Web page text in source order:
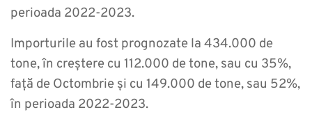
perioada 2022-2023.
Importurile au fost prognozate la 434.000 de
tone, în creștere cu 112.000 de tone, sau cu 35%,
față de Octombrie și cu 149.000 de tone, sau 52%,
în perioada 2022-2023.